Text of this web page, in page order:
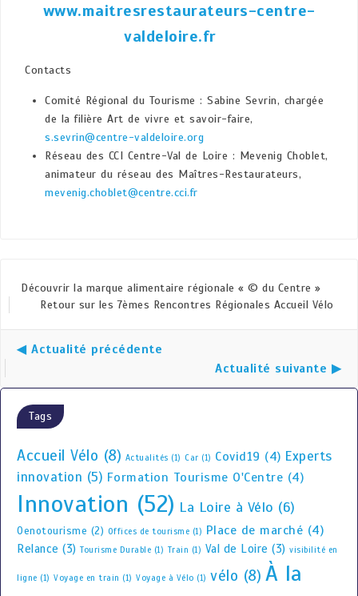
www.maitresrestaurateurs-centre-
valdeloire.fr
Contacts
Comité Régional du Tourisme : Sabine Sevrin, chargée
de la filière Art de vivre et savoir-faire,
s.sevrin@centre-valdeloire.org
Réseau des CCI Centre-Val de Loire : Mevenig Choblet,
animateur du réseau des Maîtres-Restaurateurs,
mevenig.choblet@centre.cci.fr
Découvrir la marque alimentaire régionale « © du Centre »
Retour sur les 7èmes Rencontres Régionales Accueil Vélo
◀ Actualité précédente
Actualité suivante ▶
Tags
Accueil Vélo (8) Actualités (1) Car (1) Covid19 (4) Experts
innovation (5) Formation Tourisme O'Centre (4)
Innovation (52) La Loire à Vélo (6)
Oenotourisme (2) Offices de tourisme (1) Place de marché (4)
Relance (3) Tourisme Durable (1) Train (1) Val de Loire (3) visibilité en
ligne (1) Voyage en train (1) Voyage à Vélo (1) vélo (8) À la